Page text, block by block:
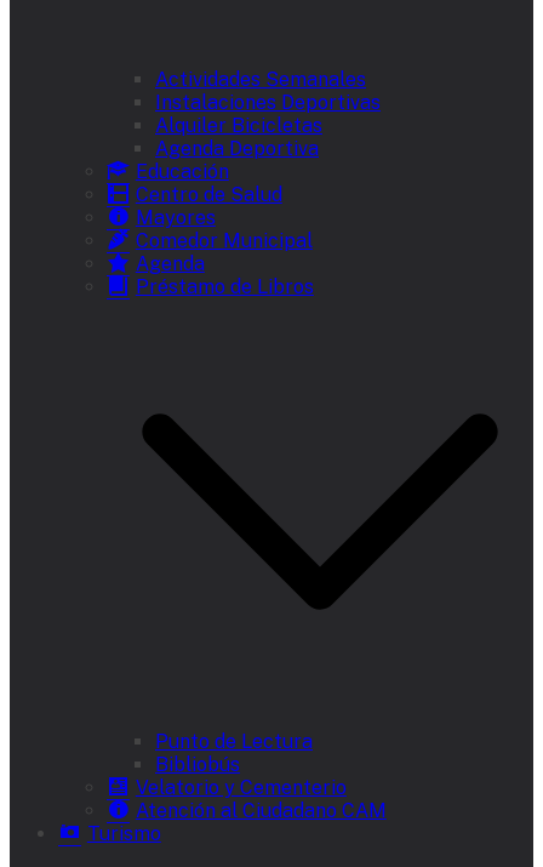
Actividades Semanales
Instalaciones Deportivas
Alquiler Bicicletas
Agenda Deportiva
Educación
Centro de Salud
Mayores
Comedor Municipal
Agenda
Préstamo de Libros
Punto de Lectura
Bibliobús
Velatorio y Cementerio
Atención al Ciudadano CAM
Turismo